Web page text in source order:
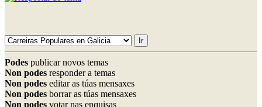
Podes publicar novos temas
Non podes responder a temas
Non podes editar as túas mensaxes
Non podes borrar as túas mensaxes
Non podes votar nas enquisas